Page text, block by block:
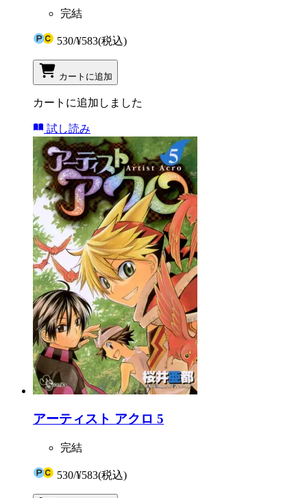
完結
530/¥583(税込)
カートに追加
カートに追加しました
試し読み
アーティスト アクロ 5
完結
530/¥583(税込)